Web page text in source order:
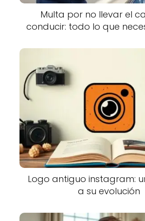
Multa por no llevar el
conducir: todo lo que
Logo antiguo instagram:
a su evolución